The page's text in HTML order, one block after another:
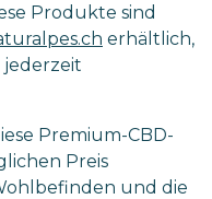
Produkte sind
erhältlich,
jederzeit
Premium-CBD-
Preis
und die